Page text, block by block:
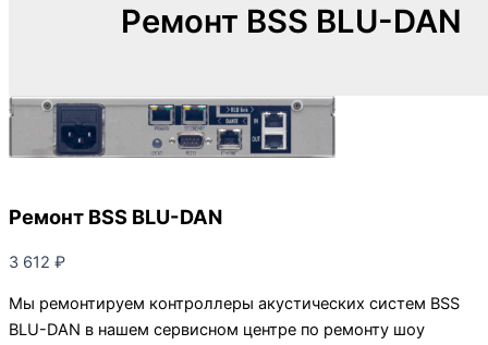
Ремонт BSS BLU-DAN
Ремонт BSS BLU-DAN
3 612 ₽
Мы ремонтируем контроллеры акустических систем BSS
BLU-DAN в нашем сервисном центре по ремонту шоу